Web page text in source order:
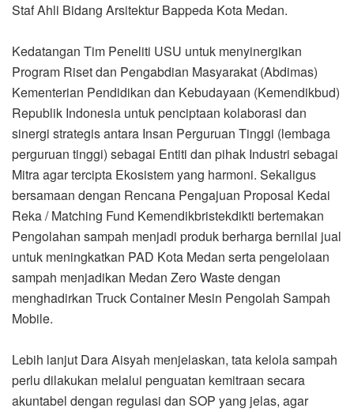
Staf Ahli Bidang Arsitektur Bappeda Kota Medan.
Kedatangan Tim Peneliti USU untuk menyinergikan
Program Riset dan Pengabdian Masyarakat (Abdimas)
Kementerian Pendidikan dan Kebudayaan (Kemendikbud)
Republik Indonesia untuk penciptaan kolaborasi dan
sinergi strategis antara Insan Perguruan Tinggi (lembaga
perguruan tinggi) sebagai Entiti dan pihak Industri sebagai
Mitra agar tercipta Ekosistem yang harmoni. Sekaligus
bersamaan dengan Rencana Pengajuan Proposal Kedai
Reka / Matching Fund Kemendikbristekdikti bertemakan
Pengolahan sampah menjadi produk berharga bernilai jual
untuk meningkatkan PAD Kota Medan serta pengelolaan
sampah menjadikan Medan Zero Waste dengan
menghadirkan Truck Container Mesin Pengolah Sampah
Mobile.
Lebih lanjut Dara Aisyah menjelaskan, tata kelola sampah
perlu dilakukan melalui penguatan kemitraan secara
akuntabel dengan regulasi dan SOP yang jelas, agar